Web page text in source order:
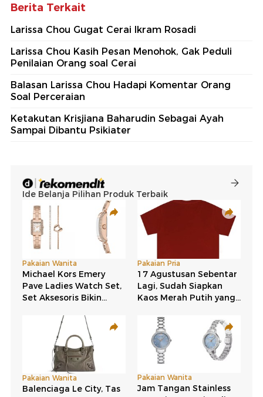
Berita Terkait
Larissa Chou Gugat Cerai Ikram Rosadi
Larissa Chou Kasih Pesan Menohok, Gak Peduli
Penilaian Orang soal Cerai
Balasan Larissa Chou Hadapi Komentar Orang
Soal Perceraian
Ketakutan Krisjiana Baharudin Sebagai Ayah
Sampai Dibantu Psikiater